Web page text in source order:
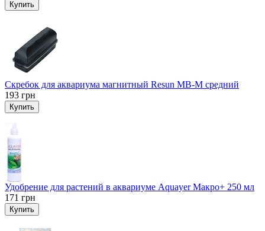
Купить
Скребок для аквариума магнитный Resun MB-M средний
193 грн
Купить
Удобрение для растений в аквариуме Aquayer Макро+ 250 мл
171 грн
Купить